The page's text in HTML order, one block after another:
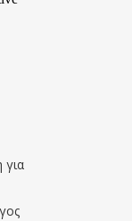
για